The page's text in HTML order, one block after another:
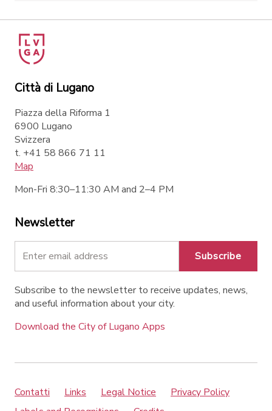
Città di Lugano
Piazza della Riforma 1
6900 Lugano
Svizzera
t. +41 58 866 71 11
Map
Mon-Fri 8:30–11:30 AM and 2–4 PM
Newsletter
Subscribe
Subscribe to the newsletter to receive updates, news,
and useful information about your city.
Download the City of Lugano Apps
Contatti Links Legal Notice
Privacy Policy